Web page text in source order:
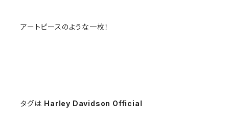
アートピースのような一枚！
タグは Harley Davidson Official